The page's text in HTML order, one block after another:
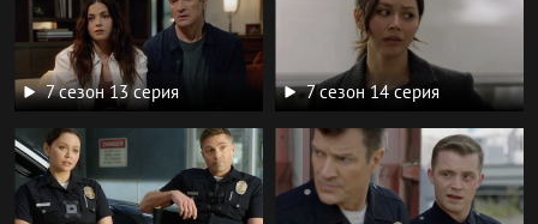
7 сезон 13 серия 7 сезон 14 серия